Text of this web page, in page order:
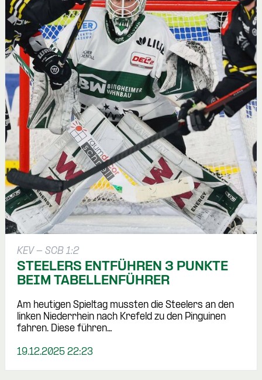
KEV - SCB 1:2
STEELERS ENTFÜHREN 3 PUNKTE
BEIM TABELLENFÜHRER
Am heutigen Spieltag mussten die Steelers an den
linken Niederrhein nach Krefeld zu den Pinguinen
fahren. Diese führen…
19.12.2025 22:23